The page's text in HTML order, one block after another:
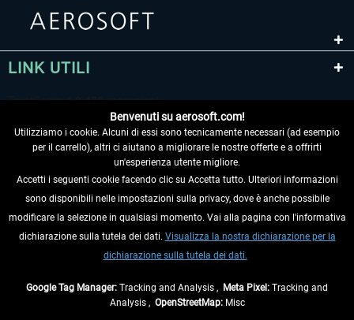
LINK UTILI
RECEDERE DAL CONTRATTO
INFORMAZIONI
Benvenuti su aerosoft.com!
Utilizziamo i cookie. Alcuni di essi sono tecnicamente necessari (ad esempio
per il carrello), altri ci aiutano a migliorare le nostre offerte e a offrirti
un'esperienza utente migliore.
Accetti i seguenti cookie facendo clic su Accetta tutto. Ulteriori informazioni
sono disponibili nelle impostazioni sulla privacy, dove è anche possibile
modificare la selezione in qualsiasi momento. Vai alla pagina con l'informativa
dichiarazione sulla tutela dei dati. Visualizza la nostra dichiarazione per la
dichiarazione sulla tutela dei dati.
Google Tag Manager: Tracking and Analysis , Meta Pixel: Tracking and
Analysis , OpenStreetMap:Misc